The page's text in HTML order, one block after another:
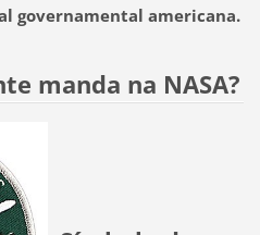
governamental americana.
manda na NASA?